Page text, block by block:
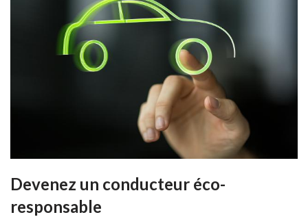
Devenez un conducteur éco-
responsable